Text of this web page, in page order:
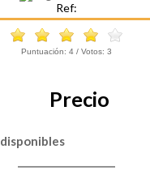
Ref:
Puntuación: 4 / Votos: 3
Precio